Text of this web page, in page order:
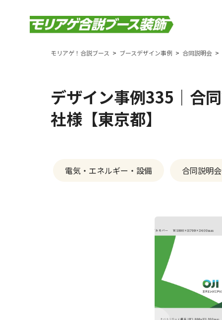
モリアゲ！合説ブース ブースデザイン事例 合同説明会
デザイン事例335｜合
社様【東京都】
電気・エネルギー・設備 合同説明会